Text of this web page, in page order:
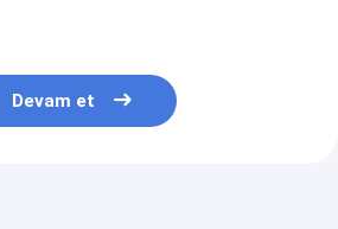
Devam et